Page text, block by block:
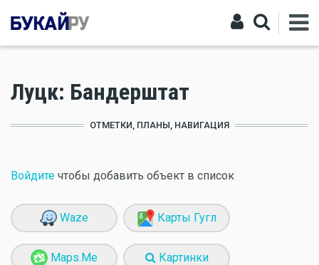
Луцк: Бандерштат
ОТМЕТКИ, ПЛАНЫ, НАВИГАЦИЯ
Войдите чтобы добавить объект в список
Waze Карты Гугл
Maps.Me Картинки